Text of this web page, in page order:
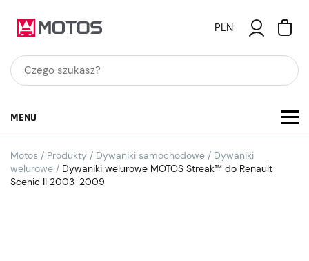
PLN
MENU
Motos / Produkty / Dywaniki samochodowe / Dywaniki
welurowe / Dywaniki welurowe MOTOS Streak™ do Renault
Scenic II 2003-2009